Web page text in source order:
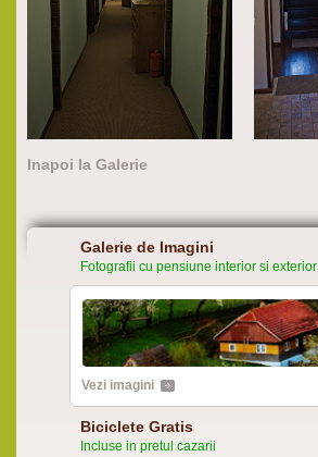
Inapoi la Galerie
Galerie de Imagini
Fotografii cu pensiune interior si exterior
Vezi imagini
Biciclete Gratis
Incluse in pretul cazarii